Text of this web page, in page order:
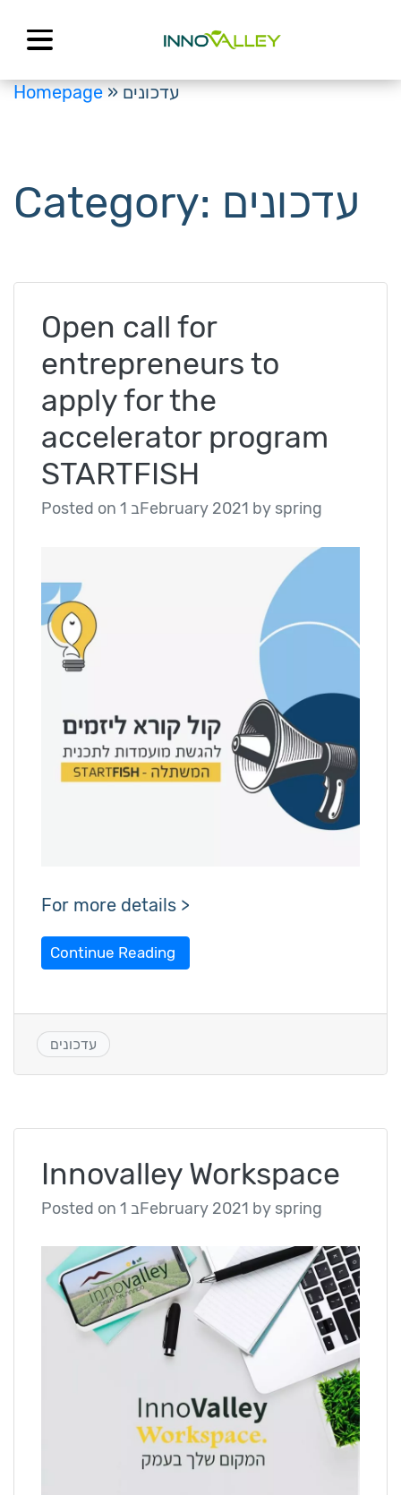
Homepage»עדכונים
Category: עדכונים
Open call for
entrepreneurs to
apply for the
accelerator program
STARTFISH
Posted on 1 בFebruary 2021 by spring
For more details >
Continue Reading
עדכונים
Innovalley Workspace
Posted on 1 בFebruary 2021 by spring